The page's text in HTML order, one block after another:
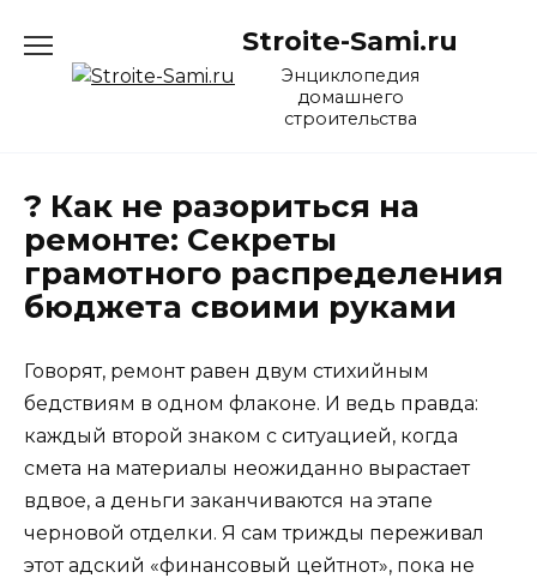
содержанию
Stroite-Sami.ru
Энциклопедия
домашнего
строительства
? Как не разориться на
ремонте: Секреты
грамотного распределения
бюджета своими руками
Говорят, ремонт равен двум стихийным
бедствиям в одном флаконе. И ведь правда:
каждый второй знаком с ситуацией, когда
смета на материалы неожиданно вырастает
вдвое, а деньги заканчиваются на этапе
черновой отделки. Я сам трижды переживал
этот адский «финансовый цейтнот», пока не